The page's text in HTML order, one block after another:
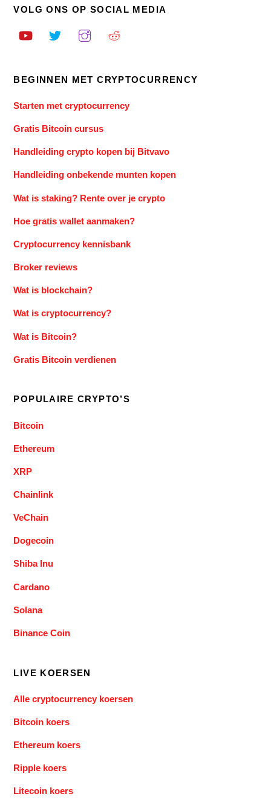
VOLG ONS OP SOCIAL MEDIA
BEGINNEN MET CRYPTOCURRENCY
Starten met cryptocurrency
Gratis Bitcoin cursus
Handleiding crypto kopen bij Bitvavo
Handleiding onbekende munten kopen
Wat is staking? Rente over je crypto
Hoe gratis wallet aanmaken?
Cryptocurrency kennisbank
Broker reviews
Wat is blockchain?
Wat is cryptocurrency?
Wat is Bitcoin?
Gratis Bitcoin verdienen
POPULAIRE CRYPTO’S
Bitcoin
Ethereum
XRP
Chainlink
VeChain
Dogecoin
Shiba Inu
Cardano
Solana
Binance Coin
LIVE KOERSEN
Alle cryptocurrency koersen
Bitcoin koers
Ethereum koers
Ripple koers
Litecoin koers